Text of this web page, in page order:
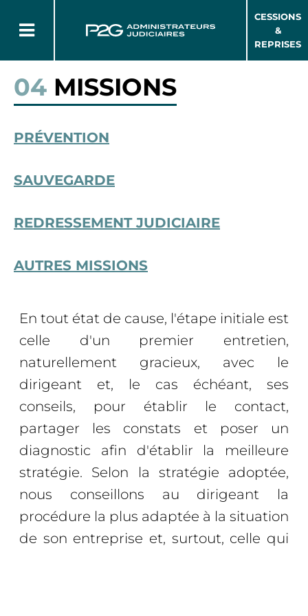
CESSIONS
&
REPRISES
04 MISSIONS
PRÉVENTION
SAUVEGARDE
REDRESSEMENT JUDICIAIRE
AUTRES MISSIONS
En tout état de cause, l'étape initiale est
celle d'un premier entretien,
naturellement gracieux, avec le
dirigeant et, le cas échéant, ses
conseils, pour établir le contact,
partager les constats et poser un
diagnostic afin d'établir la meilleure
stratégie. Selon la stratégie adoptée,
nous conseillons au dirigeant la
procédure la plus adaptée à la situation
de son entreprise et, surtout, celle qui